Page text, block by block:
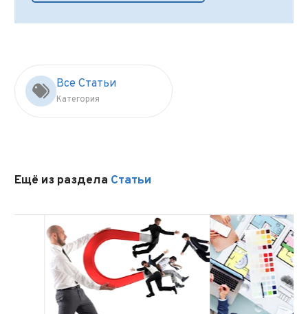
Все Статьи
Категория
Ещё из раздела Статьи